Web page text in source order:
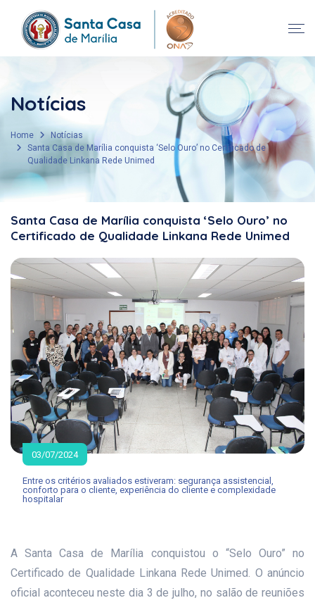
Notícias
Home
Notícias
Santa Casa de Marília conquista ‘Selo Ouro’ no Certificado de
Qualidade Linkana Rede Unimed
Santa Casa de Marília conquista ‘Selo Ouro’ no
Certificado de Qualidade Linkana Rede Unimed
03/07/2024
Entre os critérios avaliados estiveram: segurança assistencial,
conforto para o cliente, experiência do cliente e complexidade
hospitalar
A Santa Casa de Marília conquistou o “Selo Ouro” no
Certificado de Qualidade Linkana Rede Unimed. O anúncio
oficial aconteceu neste dia 3 de julho, no salão de reuniões